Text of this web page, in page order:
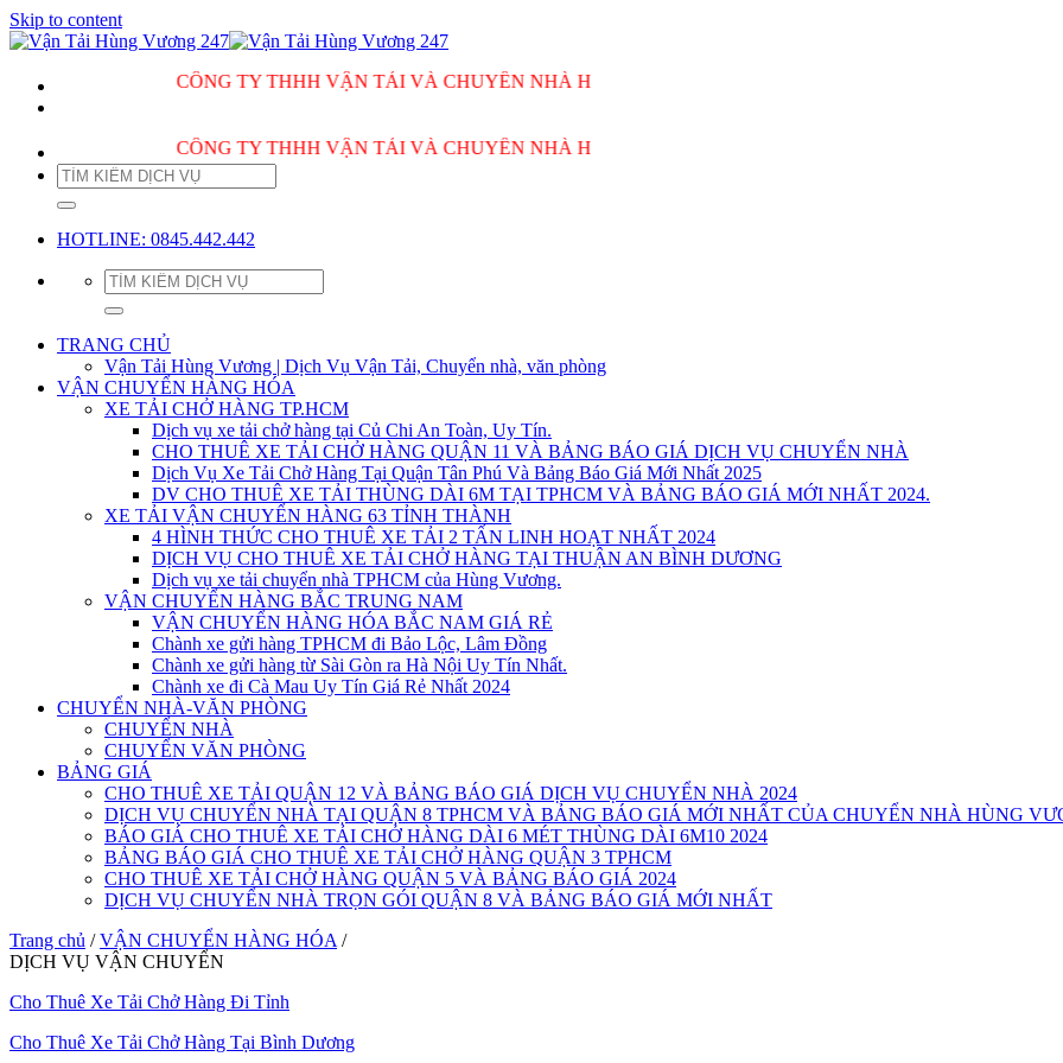
Skip to content
CÔNG TY THHH VẬN TẢI VÀ CHUYỂN NHÀ HÙNG VƯƠNG PHỤC VỤ 24/7
CÔNG TY THHH VẬN TẢI VÀ CHUYỂN NHÀ HÙNG VƯƠNG PHỤC VỤ 24/7
HOTLINE: 0845.442.442
TRANG CHỦ
Vận Tải Hùng Vương | Dịch Vụ Vận Tải, Chuyển nhà, văn phòng
VẬN CHUYỂN HÀNG HÓA
XE TẢI CHỞ HÀNG TP.HCM
Dịch vụ xe tải chở hàng tại Củ Chi An Toàn, Uy Tín.
CHO THUÊ XE TẢI CHỞ HÀNG QUẬN 11 VÀ BẢNG BÁO GIÁ DỊCH VỤ CHUYỂN NHÀ
Dịch Vụ Xe Tải Chở Hàng Tại Quận Tân Phú Và Bảng Báo Giá Mới Nhất 2025
DV CHO THUÊ XE TẢI THÙNG DÀI 6M TẠI TPHCM VÀ BẢNG BÁO GIÁ MỚI NHẤT 2024.
XE TẢI VẬN CHUYỂN HÀNG 63 TỈNH THÀNH
4 HÌNH THỨC CHO THUÊ XE TẢI 2 TẤN LINH HOẠT NHẤT 2024
DỊCH VỤ CHO THUÊ XE TẢI CHỞ HÀNG TẠI THUẬN AN BÌNH DƯƠNG
Dịch vụ xe tải chuyển nhà TPHCM của Hùng Vương.
VẬN CHUYỂN HÀNG BẮC TRUNG NAM
VẬN CHUYỂN HÀNG HÓA BẮC NAM GIÁ RẺ
Chành xe gửi hàng TPHCM đi Bảo Lộc, Lâm Đồng
Chành xe gửi hàng từ Sài Gòn ra Hà Nội Uy Tín Nhất.
Chành xe đi Cà Mau Uy Tín Giá Rẻ Nhất 2024
CHUYỂN NHÀ-VĂN PHÒNG
CHUYỂN NHÀ
CHUYỂN VĂN PHÒNG
BẢNG GIÁ
CHO THUÊ XE TẢI QUẬN 12 VÀ BẢNG BÁO GIÁ DỊCH VỤ CHUYỂN NHÀ 2024
DỊCH VỤ CHUYỂN NHÀ TẠI QUẬN 8 TPHCM VÀ BẢNG BÁO GIÁ MỚI NHẤT CỦA CHUYỂN NHÀ HÙNG
BÁO GIÁ CHO THUÊ XE TẢI CHỞ HÀNG DÀI 6 MÉT THÙNG DÀI 6M10 2024
BẢNG BÁO GIÁ CHO THUÊ XE TẢI CHỞ HÀNG QUẬN 3 TPHCM
CHO THUÊ XE TẢI CHỞ HÀNG QUẬN 5 VÀ BẢNG BÁO GIÁ 2024
DỊCH VỤ CHUYỂN NHÀ TRỌN GÓI QUẬN 8 VÀ BẢNG BÁO GIÁ MỚI NHẤT
Trang chủ / VẬN CHUYỂN HÀNG HÓA /
DỊCH VỤ VẬN CHUYỂN
Cho Thuê Xe Tải Chở Hàng Đi Tỉnh
Cho Thuê Xe Tải Chở Hàng Tại Bình Dương